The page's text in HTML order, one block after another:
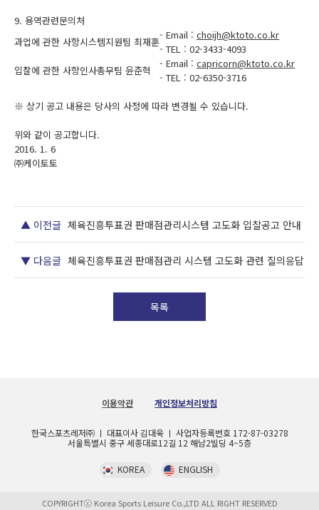
9. 용역관련문의처
과업에 관한 사항시스템지원팀 최재훈
- Email : choijh@ktoto.co.kr
- TEL : 02-3433-4093
입찰에 관한 사항인사총무팀 윤준혁
- Email : capricorn@ktoto.co.kr
- TEL : 02-6350-3716
※ 상기 공고 내용은 당사의 사정에 따라 변경될 수 있습니다.
위와 같이 공고합니다.
2016. 1. 6
㈜케이토토
▲ 이전글 체육진흥투표권 판매점관리시스템 고도화 입찰공고 안내
▼ 다음글 체육진흥투표권 판매점관리 시스템 고도화 관련 질의응답
목록
이용약관 개인정보처리방침
한국스포츠레저㈜ ㅣ 대표이사 김대욱 ㅣ 사업자등록번호 172-87-03278
서울특별시 중구 세종대로12길 12 해남2빌딩 4~5층
KOREA ENGLISH
COPYRIGHTⓒ Korea Sports Leisure Co.,LTD ALL RIGHT RESERVED